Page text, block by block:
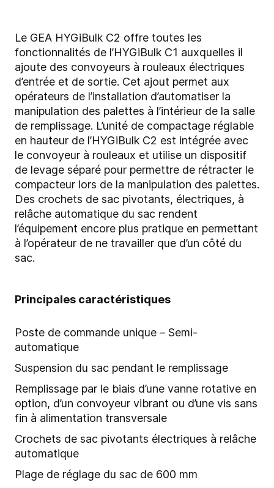
Le GEA HYGiBulk C2 offre toutes les
fonctionnalités de l’HYGiBulk C1 auxquelles il
ajoute des convoyeurs à rouleaux électriques
d’entrée et de sortie. Cet ajout permet aux
opérateurs de l’installation d’automatiser la
manipulation des palettes à l’intérieur de la salle
de remplissage. L’unité de compactage réglable
en hauteur de l’HYGiBulk C2 est intégrée avec
le convoyeur à rouleaux et utilise un dispositif
de levage séparé pour permettre de rétracter le
compacteur lors de la manipulation des palettes.
Des crochets de sac pivotants, électriques, à
relâche automatique du sac rendent
l’équipement encore plus pratique en permettant
à l’opérateur de ne travailler que d’un côté du
sac.
Principales caractéristiques
Poste de commande unique – Semi-
automatique
Suspension du sac pendant le remplissage
Remplissage par le biais d’une vanne rotative en
option, d’un convoyeur vibrant ou d’une vis sans
fin à alimentation transversale
Crochets de sac pivotants électriques à relâche
automatique
Plage de réglage du sac de 600 mm